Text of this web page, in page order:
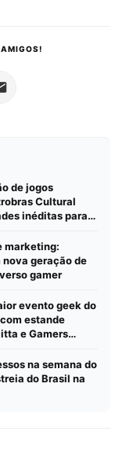
de jogos
Cultural
inéditas para
marketing:
nova geração de
gamer
evento geek do
estande
e Gamers
na semana do
do Brasil na